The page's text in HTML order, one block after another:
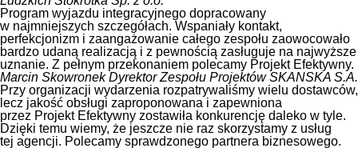
Program wyjazdu integracyjnego dopracowany
w najmniejszych szczegółach. Wspaniały kontakt,
perfekcjonizm i zaangażowanie całego zespołu zaowocowało
bardzo udaną realizacją i z pewnością zasługuje na najwyższe
uznanie. Z pełnym przekonaniem polecamy Projekt Efektywny.
Marcin SkowronekDyrektor Zespołu Projektów SKANSKA S.A.
Przy organizacji wydarzenia rozpatrywaliśmy wielu dostawców,
lecz jakość obsługi zaproponowana i zapewniona
przez Projekt Efektywny zostawiła konkurencję daleko w tyle.
Dzięki temu wiemy, że jeszcze nie raz skorzystamy z usług
tej agencji. Polecamy sprawdzonego partnera biznesowego.